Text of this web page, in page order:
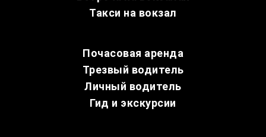
Такси на вокзал
Почасовая аренда
Трезвый водитель
Личный водитель
Гид и экскурсии